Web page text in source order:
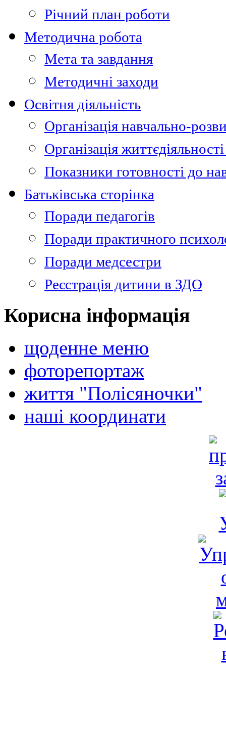
Річний план роботи
Методична робота
Мета та завдання
Методичні заходи
Освітня діяльність
Організація навчально-
Організація
Показники готовності до
Батьківська сторінка
Поради педагогів
Поради практичного
Поради медсестри
Реєстрація дитини в ЗДО
Корисна інформація
щоденне меню
фоторепортаж
життя "Полісяночки"
наші координати